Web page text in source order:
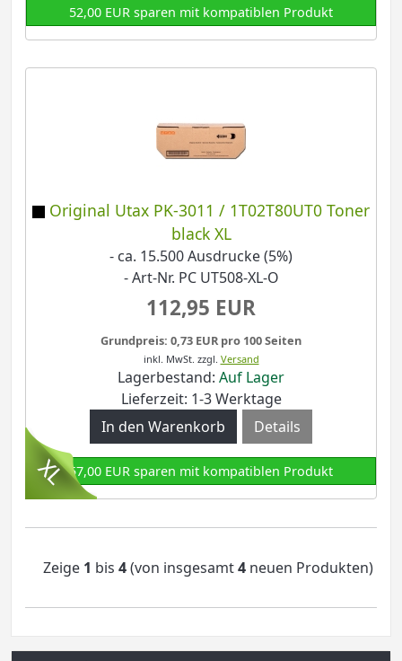
52,00 EUR sparen mit kompatiblen Produkt
Original Utax PK-3011 / 1T02T80UT0 Toner
black XL
- ca. 15.500 Ausdrucke (5%)
- Art-Nr. PC UT508-XL-O
112,95 EUR
Grundpreis: 0,73 EUR pro 100 Seiten
inkl. MwSt. zzgl. Versand
Lagerbestand: Auf Lager
Lieferzeit: 1-3 Werktage
Details
57,00 EUR sparen mit kompatiblen Produkt
Zeige 1 bis 4(von insgesamt4 neuen Produkten)